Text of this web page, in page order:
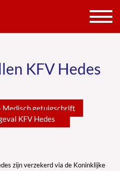
KFV Hedes
Medisch getuigschrift
KFV Hedes
zijn verzekerd via de Koninklijke